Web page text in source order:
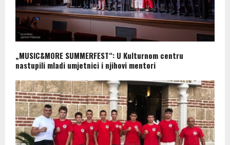
„MUSIC&MORE SUMMERFEST“: U Kulturnom centru
nastupili mladi umjetnici i njihovi mentori